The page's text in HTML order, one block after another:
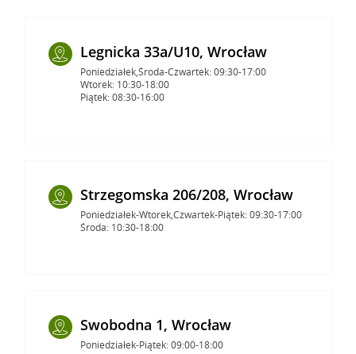
Legnicka 33a/U10, Wrocław
Poniedziałek,Środa-Czwartek: 09:30-17:00
Wtorek: 10:30-18:00
Piątek: 08:30-16:00
Strzegomska 206/208, Wrocław
Poniedziałek-Wtorek,Czwartek-Piątek: 09:30-17:00
Środa: 10:30-18:00
Swobodna 1, Wrocław
Poniedziałek-Piątek: 09:00-18:00